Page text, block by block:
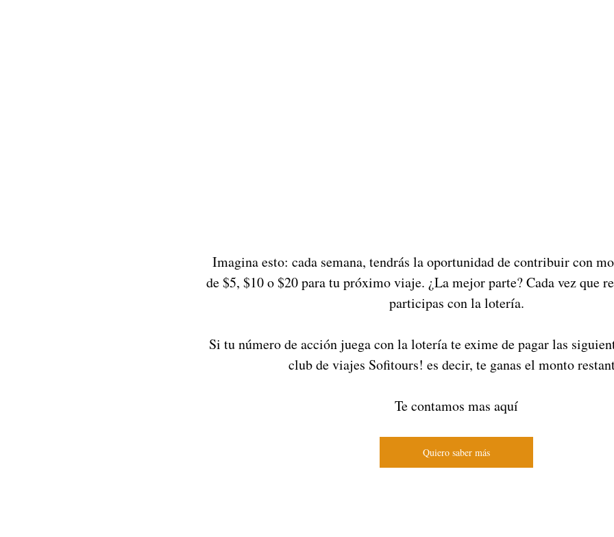
Imagina esto: cada semana, tendrás la oportunidad de contribuir con
de $5, $10 o $20 para tu próximo viaje. ¿La mejor parte? Cada vez que
participas con la lotería.
club de viajes Sofitours! es decir, te ganas el monto
Te contamos mas aquí
Quiero saber más